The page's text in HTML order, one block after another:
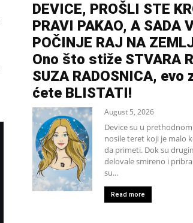
DEVICE, PROŠLI STE
PRAVI PAKAO, A SADA
POČINJE RAJ NA
Ono što stiže STVARA
SUZA RADOSNICA, evo
ćete BLISTATI!
August 5, 2026
Device su u
nosile teret koji je malo
da primeti. Dok su
delovale smireno i
su...
Read more